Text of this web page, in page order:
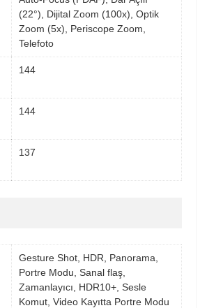
(22°), Dijital Zoom (100x), Optik
Zoom (5x), Periscope Zoom,
Telefoto
144
144
137
Gesture Shot, HDR, Panorama,
Portre Modu, Sanal flaş,
Zamanlayıcı, HDR10+, Sesle
Komut, Video Kayıtta Portre Modu